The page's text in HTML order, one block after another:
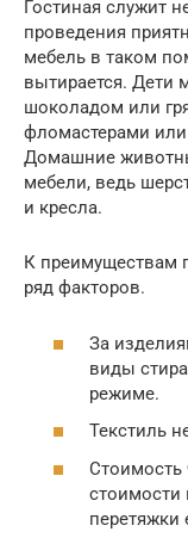
Гостиная служит
проведения
мебель в таком
вытирается. Дети
шоколадом или
фломастерами
Домашние
мебели, ведь
и кресла.
К преимуществам
ряд факторов.
За
виды
режиме.
Текстиль
Стоимость
стоимости
перетяжки